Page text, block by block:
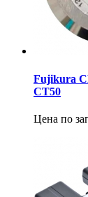
Fujikura
CT50
Цена по